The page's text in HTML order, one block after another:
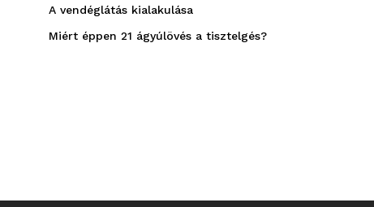
A vendéglátás kialakulása
Miért éppen 21 ágyúlövés a tisztelgés?